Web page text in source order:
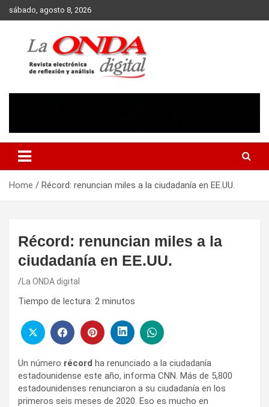
Skip
to
sábado, agosto 8, 2026
Home Récord: renuncian miles a la ciudadanía en EE.UU.
Récord: renuncian miles a la
ciudadanía en EE.UU.
La ONDA digital
Tiempo de lectura: 2 minutos
Un número récord ha renunciado a la ciudadanía
estadounidense este año, informa CNN. Más de 5,800
estadounidenses renunciaron a su ciudadanía en los
primeros seis meses de 2020. Eso es mucho en